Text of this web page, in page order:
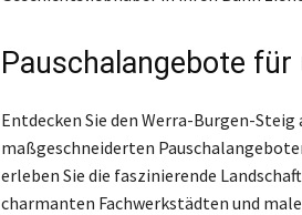
Pauschalangebote
Entdecken Sie den Werra-Burgen-
maßgeschneiderten
erleben Sie die faszinierende
charmanten Fachwerkstädten und